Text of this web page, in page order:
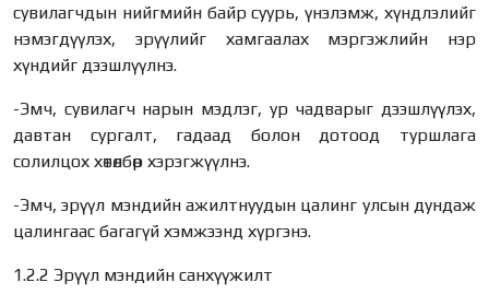
сувилагчдын нийгмийн байр суурь, үнэлэмж, хүндлэлийг
нэмэгдүүлэх, эрүүлийг хамгаалах мэргэжлийн нэр
хүндийг дээшлүүлнэ.
-Эмч, сувилагч нарын мэдлэг, ур чадварыг дээшлүүлэх,
давтан сургалт, гадаад болон дотоод туршлага
солилцох хөтөлбөр хэрэгжүүлнэ.
-Эмч, эрүүл мэндийн ажилтнуудын цалинг улсын дундаж
цалингаас багагүй хэмжээнд хүргэнэ.
1.2.2 Эрүүл мэндийн санхүүжилт